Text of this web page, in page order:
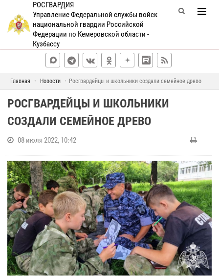
РОСГВАРДИЯ
Управление Федеральной службы войск
национальной гвардии Российской
Федерации по Кемеровской области -
Кузбассу
Главная Новости Росгвардейцы и школьники создали семейное древо
РОСГВАРДЕЙЦЫ И ШКОЛЬНИКИ
СОЗДАЛИ СЕМЕЙНОЕ ДРЕВО
08 июля 2022, 10:42